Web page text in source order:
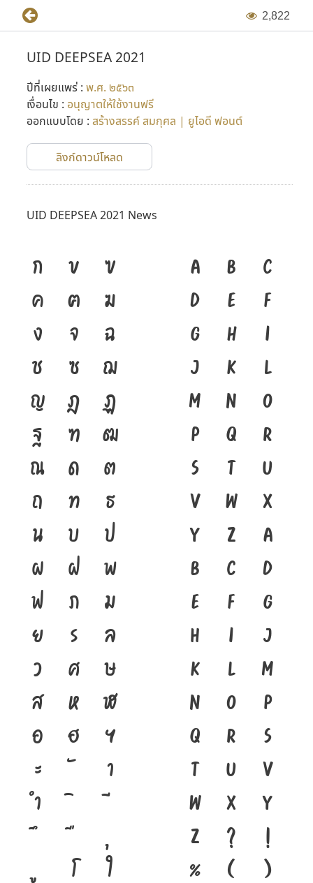
2,822
UID DEEPSEA 2021
ปีที่เผยแพร่ : พ.ศ. ๒๕๖๓
เงื่อนไข : อนุญาตให้ใช้งานฟรี
ออกแบบโดย : สร้างสรรค์ สมกุศล | ยูไอดี ฟอนต์
ลิงก์ดาวน์โหลด
UID DEEPSEA 2021 News
ก ข
ฃ
ค
ฅ
ฆ
ง
จ
ฉ
ช
ซ
ฌ
ญ
ฎ
ฏ
ฐ
ฑ
ฒ
ณ
ด
ต
ถ
ท
ธ
น
บ
ป
ผ
ฝ
พ
ฟ
ภ
ม
ย
ร
ล
ว
ศ
ษ
ส
ห
ฬ
อ
ฮ
ฯ
ะ
า
ำ
โ
ใ
A B
C
D
E
F
G
H
I
J
K
L
M
N
O
P
Q
R
S
T
U
V
W
X
Y
Z
a
b
c
d
e
f
g
h
i
j
k
l
m
n
o
p
q
r
s
t
u
v
w
x
y
z
?
!
%
(
)